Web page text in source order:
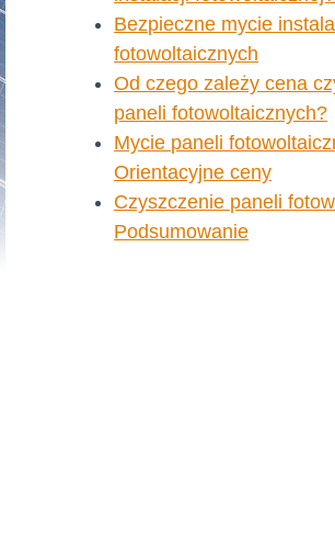
Bezpieczne mycie
fotowoltaicznych
Od czego zależy cena
paneli fotowoltaicznych?
Mycie paneli
Orientacyjne ceny
Czyszczenie paneli
Podsumowanie